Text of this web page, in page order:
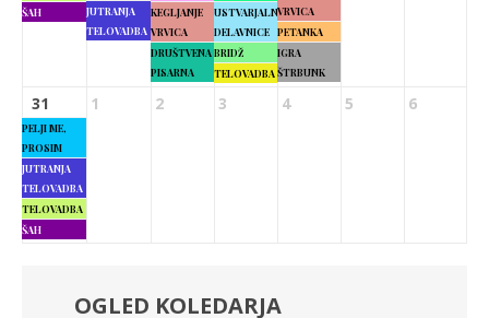
ŠAH
JUTRANJA
TELOVADBA
KEGLJANJE
VRVICA
DRUŠTVENA
PISARNA
USTVARJALNE
DELAVNICE
BRIDŽ
TELOVADBA
VRVICA
PETANKA
IGRA
ŠTRBUNK
31
PELJI ME,
PROSIM
JUTRANJA
TELOVADBA
TELOVADBA
ŠAH
1 2 3 4 5 6
OGLED KOLEDARJA